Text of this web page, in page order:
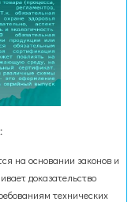
на основании законов и
доказательство
технических